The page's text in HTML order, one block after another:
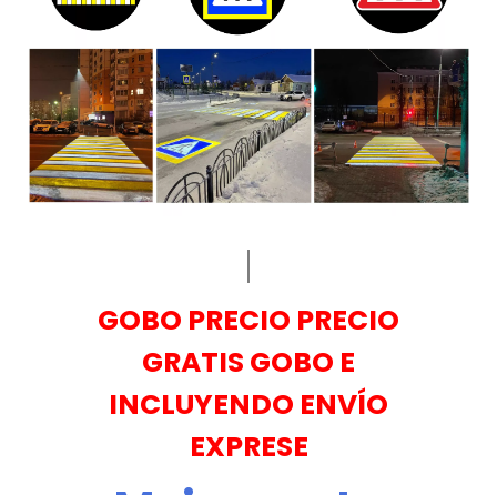
GOBO PRECIO PRECIO
GRATIS GOBO E
INCLUYENDO ENVÍO
EXPRESE